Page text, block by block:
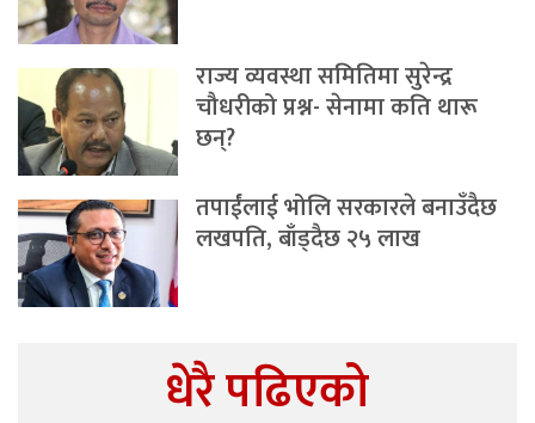
राज्य व्यवस्था समितिमा सुरेन्द्र
चौधरीको प्रश्न- सेनामा कति थारू
छन्?
तपाईंलाई भोलि सरकारले बनाउँदैछ
लखपति, बाँड्दैछ २५ लाख
धेरै पढिएको